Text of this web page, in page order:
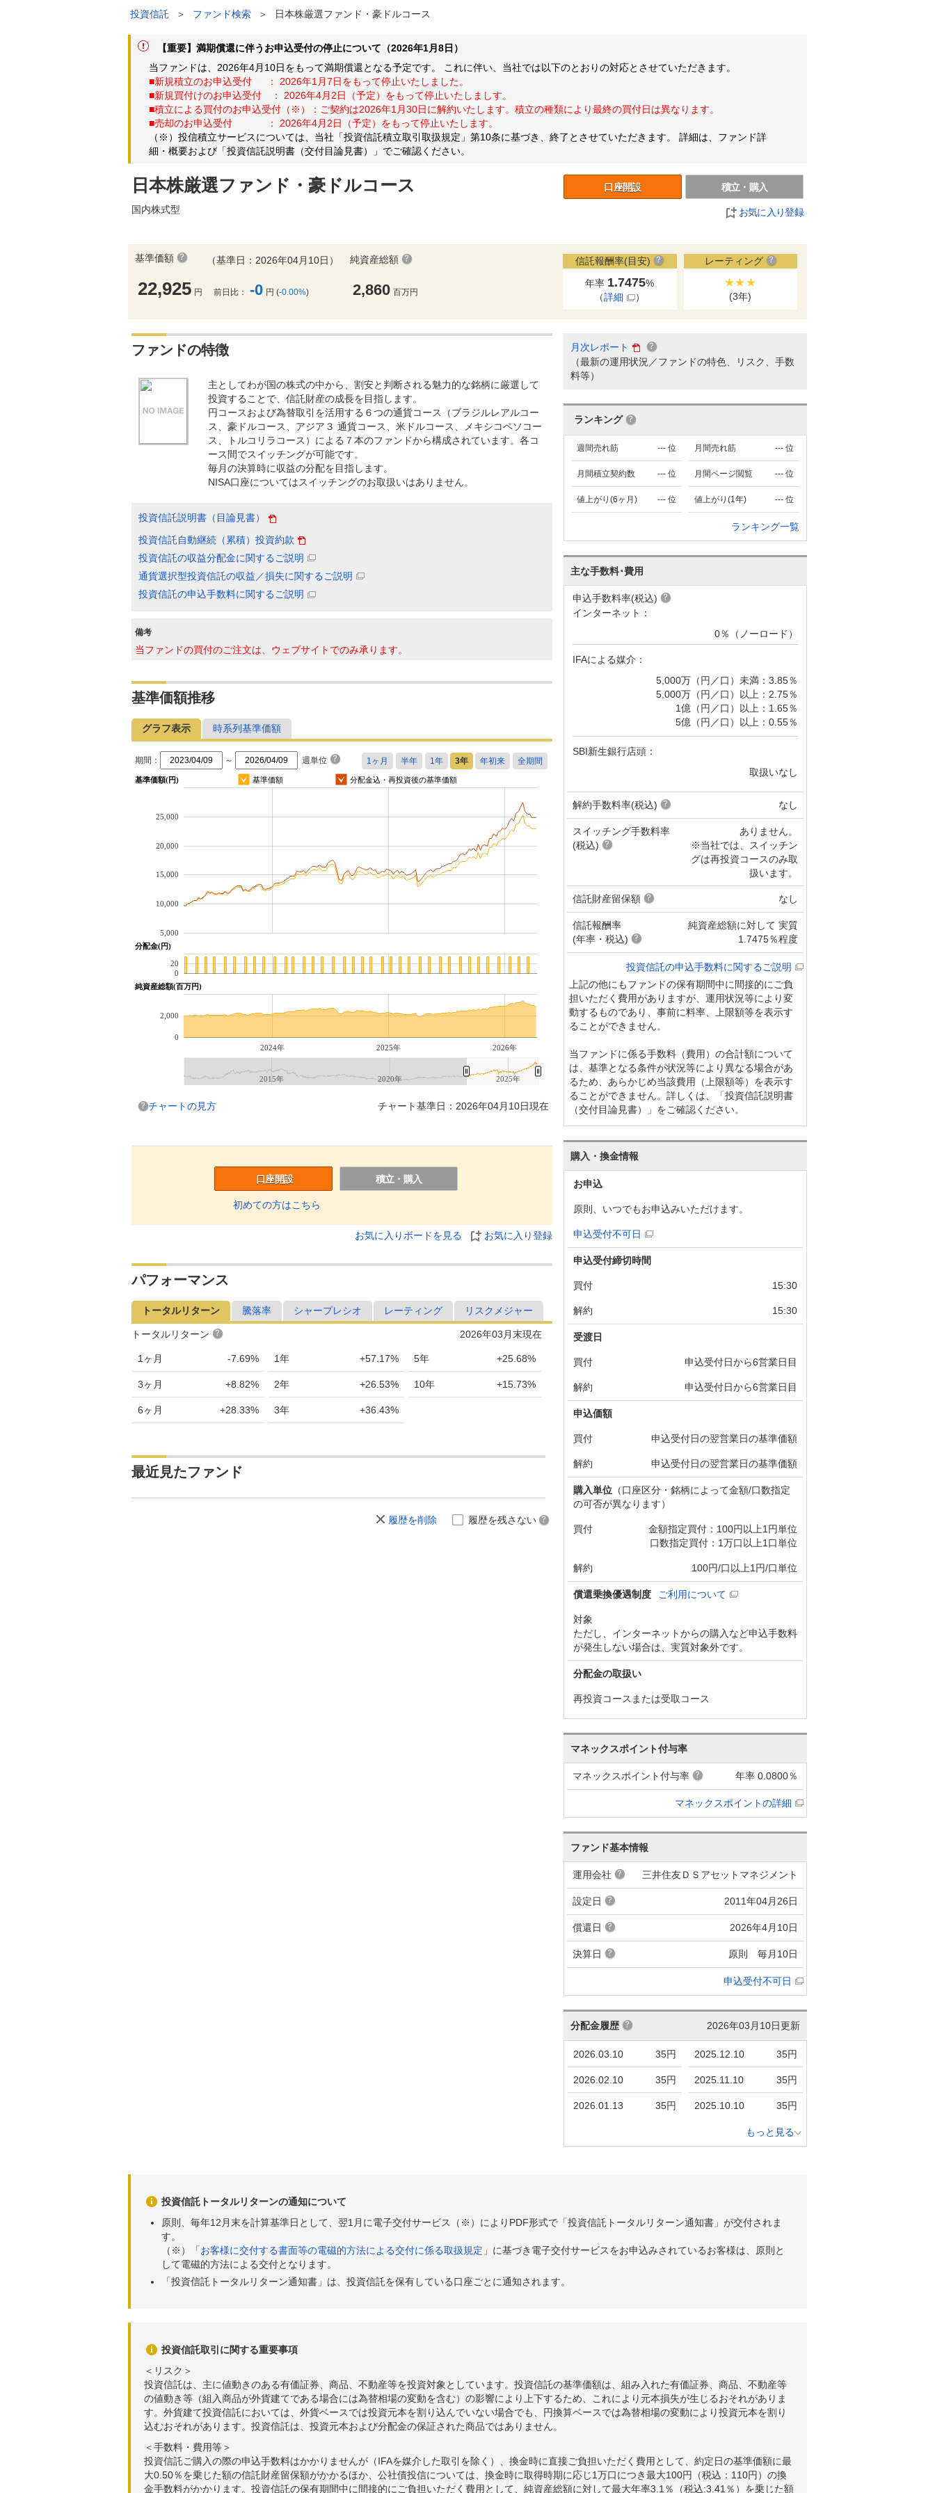
投資信託 ＞ ファンド検索 ＞ 日本株厳選ファンド・豪ドルコース
【重要】満期償還に伴うお申込受付の停止について（2026年1月8日）
当ファンドは、2026年4月10日をもって満期償還となる予定です。 これに伴い、当社では以下のとおりの対応とさせていただきます。
■新規積立のお申込受付 ： 2026年1月7日をもって停止いたしました。
■新規買付けのお申込受付 ： 2026年4月2日（予定）をもって停止いたしましす。
■積立による買付のお申込受付（※）：ご契約は2026年1月30日に解約いたします。積立の種類により最終の買付日は異なります。
■売却のお申込受付 ： 2026年4月2日（予定）をもって停止いたします。
（※）投信積立サービスについては、当社「投資信託積立取引取扱規定」第10条に基づき、終了とさせていただきます。 詳細は、ファンド詳
細・概要および「投資信託説明書（交付目論見書）」でご確認ください。
日本株厳選ファンド・豪ドルコース 口座開設 積立・購入
お気に入り登録
国内株式型
基準価額
22,925 円
（基準日：2026年04月10日）
前日比： -0 円 (-0.00%)
純資産総額
2,860 百万円
信託報酬率(目安)
年率 1.7475%
（詳細 ）
レーティング
★★★
(3年)
ファンドの特徴
主としてわが国の株式の中から、割安と判断される魅力的な銘柄に厳選して
投資することで、信託財産の成長を目指します。
円コースおよび為替取引を活用する６つの通貨コース（ブラジルレアルコー
ス、豪ドルコース、アジア３ 通貨コース、米ドルコース、メキシコペソコー
ス、トルコリラコース）による７本のファンドから構成されています。各コ
ース間でスイッチングが可能です。
毎月の決算時に収益の分配を目指します。
NISA口座についてはスイッチングのお取扱いはありません。
投資信託説明書（目論見書）
投資信託自動継続（累積）投資約款
投資信託の収益分配金に関するご説明
通貨選択型投資信託の収益／損失に関するご説明
投資信託の申込手数料に関するご説明
備考
当ファンドの買付のご注文は、ウェブサイトでのみ承ります。
基準価額推移
グラフ表示 時系列基準価額
期間： ～ 週単位
基準価額(円) 基準価額 分配金込・再投資後の基準価額
5,000
10,000
15,000
20,000
25,000
分配金(円)
0
20
純資産総額(百万円)
2024年 2025年 2026年
0
2,000
2015年 2020年 2025年
チャートの見方 チャート基準日：2026年04月10日現在
口座開設
初めての方はこちら
積立・購入
お気に入りボードを見る お気に入り登録
パフォーマンス
トータルリターン 騰落率 シャープレシオ レーティング リスクメジャー
2026年03月末現在
トータルリターン
1ヶ月 -7.69%
3ヶ月 +8.82%
6ヶ月 +28.33%
1年 +57.17%
2年 +26.53%
3年 +36.43%
5年 +25.68%
10年 +15.73%
最近見たファンド
履歴を削除 履歴を残さない
月次レポート
（最新の運用状況／ファンドの特色、リスク、手数
料等）
ランキング
--- 位
週間売れ筋 --- 位
月間売れ筋
--- 位
月間積立契約数 --- 位
月間ページ閲覧
--- 位
値上がり(6ヶ月) --- 位
値上がり(1年)
ランキング一覧
主な手数料･費用
申込手数料率(税込)
インターネット：
0％（ノーロード）
IFAによる媒介：
5,000万（円／口）未満：3.85％
5,000万（円／口）以上：2.75％
1億（円／口）以上：1.65％
5億（円／口）以上：0.55％
SBI新生銀行店頭：
取扱いなし
解約手数料率(税込) なし
スイッチング手数料率
(税込)
ありません。
※当社では、スイッチン
グは再投資コースのみ取
扱います。
信託財産留保額 なし
信託報酬率
(年率・税込)
純資産総額に対して 実質
1.7475％程度
投資信託の申込手数料に関するご説明
上記の他にもファンドの保有期間中に間接的にご負
担いただく費用がありますが、運用状況等により変
動するものであり、事前に料率、上限額等を表示す
ることができません。
当ファンドに係る手数料（費用）の合計額について
は、基準となる条件が状況等により異なる場合があ
るため、あらかじめ当該費用（上限額等）を表示す
ることができません。詳しくは、「投資信託説明書
（交付目論見書）」をご確認ください。
購入・換金情報
お申込
原則、いつでもお申込みいただけます。
申込受付不可日
申込受付締切時間
買付 15:30
解約 15:30
受渡日
買付 申込受付日から6営業日目
解約 申込受付日から6営業日目
申込価額
買付 申込受付日の翌営業日の基準価額
解約 申込受付日の翌営業日の基準価額
購入単位 （口座区分・銘柄によって金額/口数指定
の可否が異なります）
買付
金額指定買付：100円以上1円単位
口数指定買付：1万口以上1口単位
解約 100円/口以上1円/口単位
償還乗換優遇制度 ご利用について
対象
ただし、インターネットからの購入など申込手数料
が発生しない場合は、実質対象外です。
分配金の取扱い
再投資コースまたは受取コース
マネックスポイント付与率
マネックスポイント付与率 年率 0.0800％
マネックスポイントの詳細
ファンド基本情報
運用会社 三井住友ＤＳアセットマネジメント
設定日 2011年04月26日
償還日 2026年4月10日
決算日 原則 毎月10日
申込受付不可日
2026年03月10日更新
分配金履歴
2026.03.10 35円
2026.02.10 35円
2026.01.13 35円
2025.12.10 35円
2025.11.10 35円
2025.10.10 35円
もっと見る
投資信託トータルリターンの通知について
原則、毎年12月末を計算基準日として、翌1月に電子交付サービス（※）によりPDF形式で「投資信託トータルリターン通知書」が交付されま
す。
（※）「お客様に交付する書面等の電磁的方法による交付に係る取扱規定 」に基づき電子交付サービスをお申込みされているお客様は、原則と
して電磁的方法による交付となります。
「投資信託トータルリターン通知書」は、投資信託を保有している口座ごとに通知されます。
投資信託取引に関する重要事項
＜リスク＞
投資信託は、主に値動きのある有価証券、商品、不動産等を投資対象としています。投資信託の基準価額は、組み入れた有価証券、商品、不動産等
の値動き等（組入商品が外貨建てである場合には為替相場の変動を含む）の影響により上下するため、これにより元本損失が生じるおそれがありま
す。外貨建て投資信託においては、外貨ベースでは投資元本を割り込んでいない場合でも、円換算ベースでは為替相場の変動により投資元本を割り
込むおそれがあります。投資信託は、投資元本および分配金の保証された商品ではありません。
＜手数料・費用等＞
投資信託ご購入の際の申込手数料はかかりませんが（IFAを媒介した取引を除く）、換金時に直接ご負担いただく費用として、約定日の基準価額に最
大0.50％を乗じた額の信託財産留保額がかかるほか、公社債投信については、換金時に取得時期に応じ1万口につき最大100円（税込：110円）の換
金手数料がかかります。投資信託の保有期間中に間接的にご負担いただく費用として、純資産総額に対して最大年率3.1％（税込:3.41％）を乗じた額